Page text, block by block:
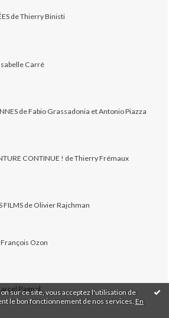
sur ce site, vous acceptez l'utilisation de
le bon fonctionnement de nos services. En
de Thierry Binisti
Carré
de Fabio Grassadonia et Antonio Piazza
CONTINUE ! de Thierry Frémaux
FILMS de Olivier Rajchman
François Ozon
Pagnol